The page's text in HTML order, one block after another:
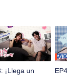
¡Llega un
VIP